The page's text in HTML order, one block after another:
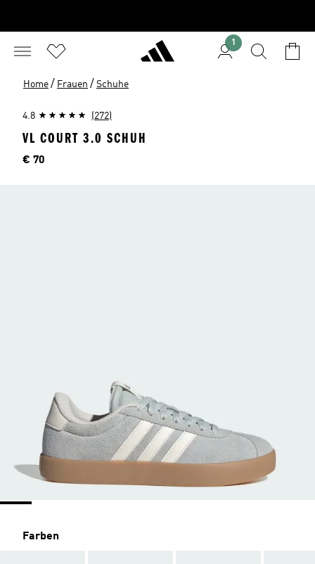
1
Home / Frauen / Schuhe
4.8 (272)
VL COURT 3.0 SCHUH
Preis
€ 70
Farben